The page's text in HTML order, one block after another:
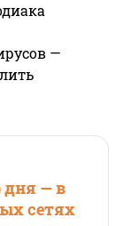
—
дня — в
сетях